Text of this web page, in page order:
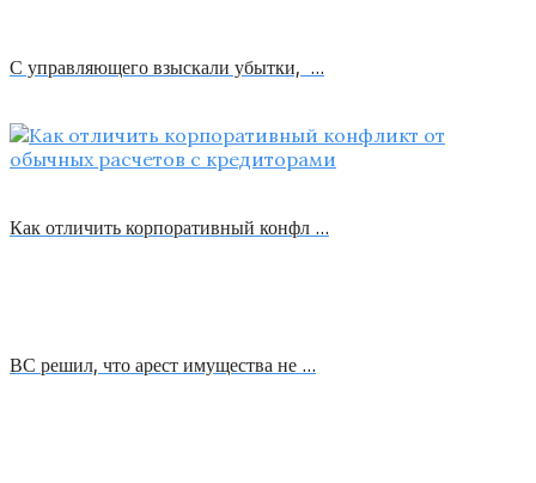
С управляющего взыскали убытки, …
Как отличить корпоративный конфл …
ВС решил, что арест имущества не …